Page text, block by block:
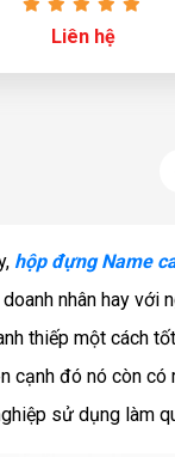
Liên hệ
hộp đựng Name
nhân hay với
thiếp một cách
cạnh đó nó còn
sử dụng làm